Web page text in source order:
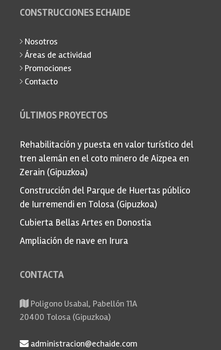
CONSTRUCCIONES ECHAIDE
Nosotros
Áreas de actividad
Promociones
Contacto
ÚLTIMOS PROYECTOS
Rehabilitación y puesta en valor turístico del
tren alemán en el coto minero de Aizpea en
Zerain (Gipuzkoa)
Construcción del Parque de Huertas público
de Iurremendi en Tolosa (Gipuzkoa)
Cubierta Bellas Artes en Donostia
Ampliación de nave en Irura
CONTACTA
Poligono Usabal, Pabellón 11A
20400 Tolosa (Gipuzkoa)
administracion@echaide.com